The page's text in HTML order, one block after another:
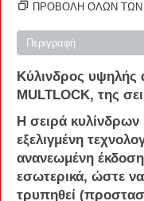
ΠΡΟΒΟΛΗ ΟΛΩΝ ΤΩΝ
Περιγραφή
Κύλινδρος υψηλής
MULTLOCK, της
Η σειρά κυλίνδρων
εξελιγμένη
ανανεωμένη
εσωτερικά, ώστε
τρυπηθεί